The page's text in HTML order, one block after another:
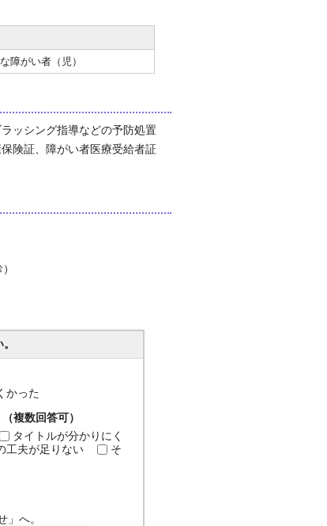
障がい者（児）
ッシング指導などの予防処置
険証、障がい者医療受給者証
かった
複数回答可）
タイトルが分かりにく
工夫が足りない
そ
」へ。